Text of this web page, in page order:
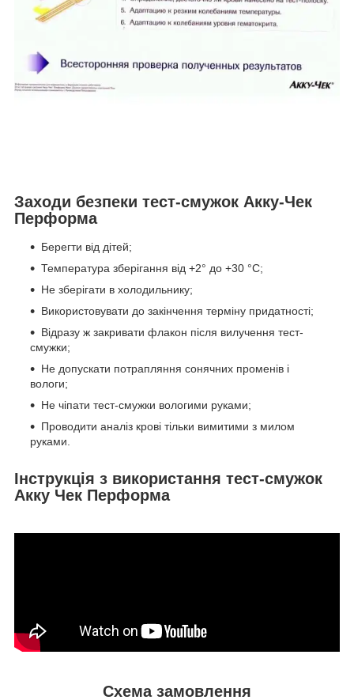
Заходи безпеки тест-смужок Акку-Чек
Перформа
Берегти від дітей;
Температура зберігання від +2° до +30 °C;
Не зберігати в холодильнику;
Використовувати до закінчення терміну придатності;
Відразу ж закривати флакон після вилучення тест-
смужки;
Не допускати потрапляння сонячних променів і
вологи;
Не чіпати тест-смужки вологими руками;
Проводити аналіз крові тільки вимитими з милом
руками.
Інструкція з використання тест-смужок
Акку Чек Перформа
Схема замовлення